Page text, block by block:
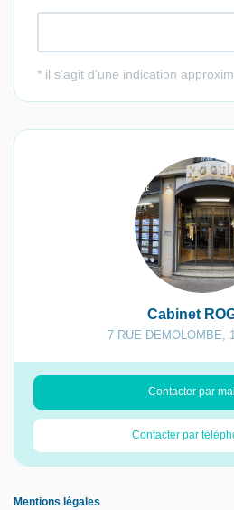
Cabinet
7 RUE DEMOLOMBE,
Contacter par mail
Contacter par
Mentions légales